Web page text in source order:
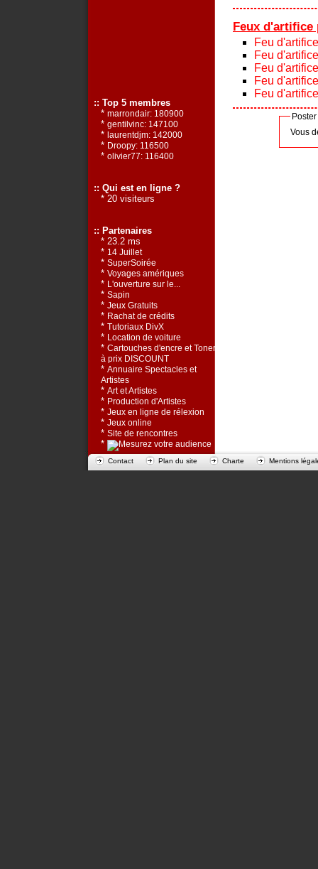
Feux d'artifice
Feu
Feu
Feu
Feu
Feu
Vous
:: Top 5 membres
* marrondair: 180900
* gentilvinc: 147100
* laurentdjm: 142000
* Droopy: 116500
* olivier77: 116400
:: Qui est en ligne ?
* 20 visiteurs
:: Partenaires
* 23.2 ms
* 14 Juillet
* SuperSoirée
* Voyages amériques
* L'ouverture sur le...
* Sapin
* Jeux Gratuits
* Rachat de crédits
* Tutoriaux DivX
* Location de voiture
* Cartouches d'encre et Toners
à prix DISCOUNT
* Annuaire Spectacles et
Artistes
* Art et Artistes
* Production d'Artistes
* Jeux en ligne de rélexion
* Jeux online
* Site de rencontres
*
Contact Plan du site Charte Mentions